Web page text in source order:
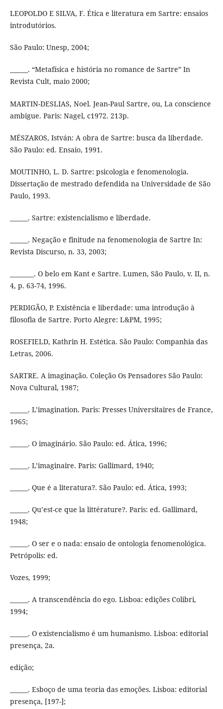
LEOPOLDO E SILVA, F. Ética e literatura em Sartre: ensaios
introdutórios.
São Paulo: Unesp, 2004;
______. “Metafísica e história no romance de Sartre” In
Revista Cult, maio 2000;
MARTIN-DESLIAS, Noel. Jean-Paul Sartre, ou, La conscience
ambigue. Paris: Nagel, c1972. 213p.
MÉSZAROS, István: A obra de Sartre: busca da liberdade.
São Paulo: ed. Ensaio, 1991.
MOUTINHO, L. D. Sartre: psicologia e fenomenologia.
Dissertação de mestrado defendida na Universidade de São
Paulo, 1993.
______. Sartre: existencialismo e liberdade.
______. Negação e finitude na fenomenologia de Sartre In:
Revista Discurso, n. 33, 2003;
________. O belo em Kant e Sartre. Lumen, São Paulo, v. II, n.
4, p. 63-74, 1996.
PERDIGÃO, P. Existência e liberdade: uma introdução à
filosofia de Sartre. Porto Alegre: L&PM, 1995;
ROSEFIELD, Kathrin H. Estética. São Paulo: Companhia das
Letras, 2006.
SARTRE. A imaginação. Coleção Os Pensadores São Paulo:
Nova Cultural, 1987;
______. L’imagination. Paris: Presses Universitaires de France,
1965;
______. O imaginário. São Paulo: ed. Ática, 1996;
______. L’imaginaire. Paris: Gallimard, 1940;
______. Que é a literatura?. São Paulo: ed. Ática, 1993;
______. Qu’est-ce que la littérature?. Paris: ed. Gallimard,
1948;
______. O ser e o nada: ensaio de ontologia fenomenológica.
Petrópolis: ed.
Vozes, 1999;
______. A transcendência do ego. Lisboa: edições Colibri,
1994;
______. O existencialismo é um humanismo. Lisboa: editorial
presença, 2a.
edição;
______. Esboço de uma teoria das emoções. Lisboa: editorial
presença, [197-];